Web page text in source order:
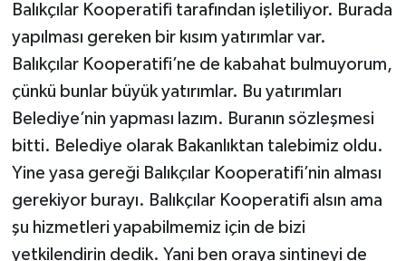
Balıkçılar Kooperatifi tarafından işletiliyor. Burada
yapılması gereken bir kısım yatırımlar var.
Balıkçılar Kooperatifi’ne de kabahat bulmuyorum,
çünkü bunlar büyük yatırımlar. Bu yatırımları
Belediye’nin yapması lazım. Buranın sözleşmesi
bitti. Belediye olarak Bakanlıktan talebimiz oldu.
Yine yasa gereği Balıkçılar Kooperatifi’nin alması
gerekiyor burayı. Balıkçılar Kooperatifi alsın ama
şu hizmetleri yapabilmemiz için de bizi
yetkilendirin dedik. Yani ben oraya sintineyi de